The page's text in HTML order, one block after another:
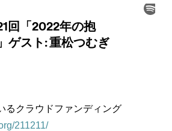
るクラウドファンディング
211211/